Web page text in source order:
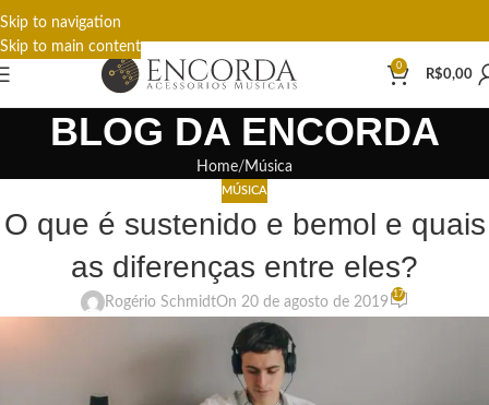
Skip to navigation
Skip to main content
0
R$0,00
BLOG DA ENCORDA
Home Música
MÚSICA
O que é sustenido e bemol e quais
as diferenças entre eles?
Rogério SchmidtOn 20 de agosto de 2019
17